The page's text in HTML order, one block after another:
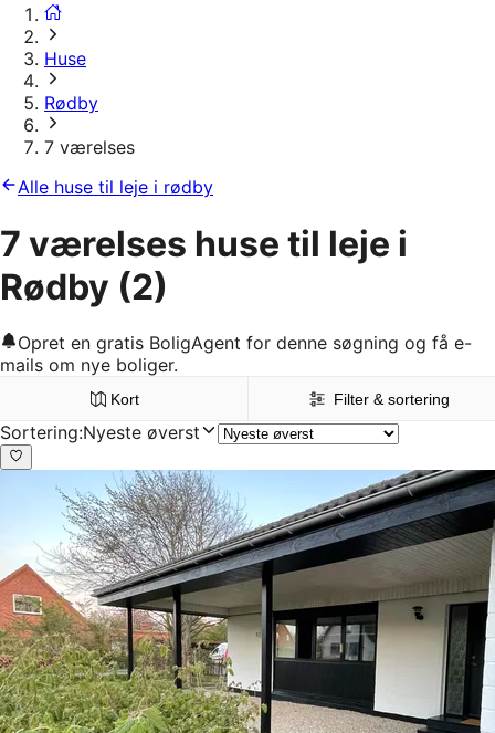
Huse
Rødby
7 værelses
Alle huse til leje i rødby
7 værelses huse til leje i
Rødby (2)
Opret en gratis BoligAgent for denne søgning og få e-
mails om nye boliger.
Kort Filter & sortering
Sortering:Nyeste øverst